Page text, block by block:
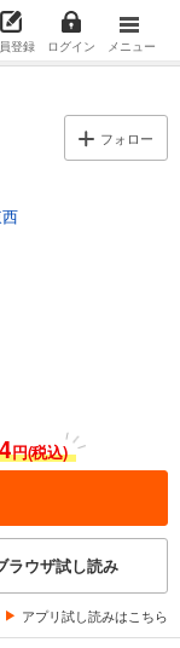
登録 ログイン メニュー
フォロー
円(税込)
ラウザ試し読み
アプリ試し読みはこちら